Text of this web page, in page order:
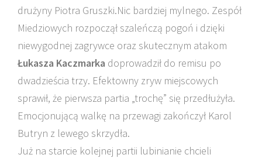
drużyny Piotra Gruszki.Nic bardziej mylnego. Zespół
Miedziowych rozpoczął szaleńczą pogoń i dzięki
niewygodnej zagrywce oraz skutecznym atakom
Łukasza Kaczmarka doprowadził do remisu po
dwadzieścia trzy. Efektowny zryw miejscowych
sprawił, że pierwsza partia „trochę” się przedłużyła.
Emocjonującą walkę na przewagi zakończył Karol
Butryn z lewego skrzydła.
Już na starcie kolejnej partii lubinianie chcieli